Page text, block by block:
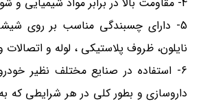
5- دارای چسبندگی مناسب بر روی
نایلون، ظروف پلاستیکی ، لوله و اتصالات
6- استفاده در صنایع مختلف نظیر
داروسازی و بطور کلی در هر شرایطی که